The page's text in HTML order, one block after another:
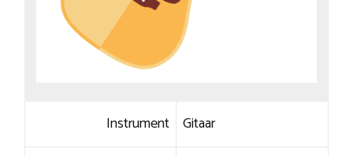
Instrument Gitaar